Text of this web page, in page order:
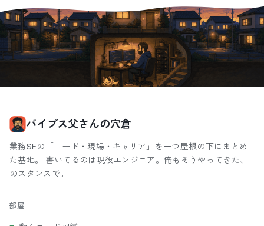
バイブス父さんの穴倉
業務SEの「コード・現場・キャリア」を一つ屋根の下にまとめ
た基地。 書いてるのは現役エンジニア。俺もそうやってきた、
のスタンスで。
部屋